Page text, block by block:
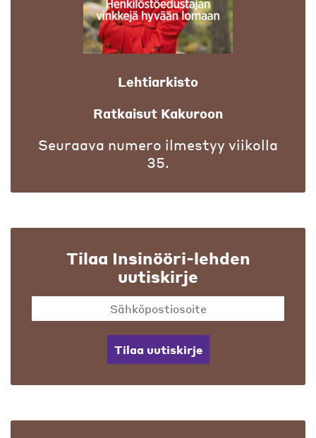
Lehtiarkisto
Ratkaisut Kakuroon
Seuraava numero ilmestyy viikolla
35.
Tilaa Insinööri-lehden
uutiskirje
Tilaa uutiskirje